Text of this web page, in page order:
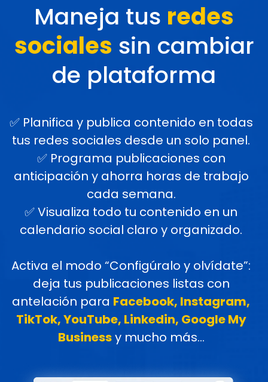
Maneja tus redes
sociales sin cambiar
de plataforma
✅ Planifica y publica contenido en todas
tus redes sociales desde un solo panel.
✅ Programa publicaciones con
anticipación y ahorra horas de trabajo
cada semana.
✅ Visualiza todo tu contenido en un
calendario social claro y organizado.
Activa el modo “Configúralo y olvídate”:
deja tus publicaciones listas con
antelación para Facebook, Instagram,
TikTok, YouTube, Linkedin, Google My
Businessy mucho más...